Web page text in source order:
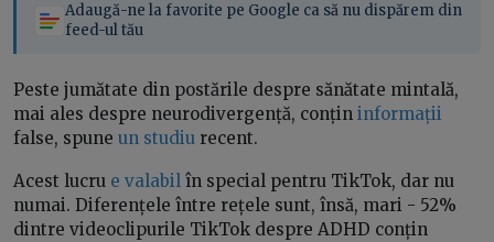
Adaugă-ne la favorite pe Google ca să nu dispărem din
feed-ul tău
Peste jumătate din postările despre sănătate mintală,
mai ales despre neurodivergență, conțin informații
false, spune un studiu recent.
Acest lucru e valabil în special pentru TikTok, dar nu
numai. Diferențele între rețele sunt, însă, mari - 52%
dintre videoclipurile TikTok despre ADHD conțin